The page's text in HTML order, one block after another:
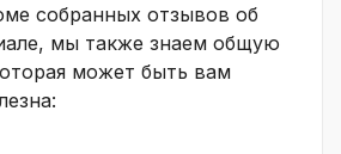
собранных отзывов об
мы также знаем общую
может быть вам